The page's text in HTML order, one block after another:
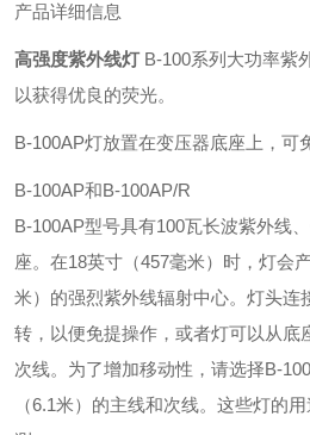
产品详细信息
高强度紫外线灯B-100系列大功率紫
以获得优良的荧光。
B-100AP灯放置在变压器底座上，可
B-100AP和B-100AP/R
B-100AP型号具有100瓦长波紫外线
座。在18英寸（457毫米）时，灯会
米）的强烈紫外线辐射中心。灯头连
转，以便免提操作，或者灯可以从底
次线。为了增加移动性，请选择B-
（6.1米）的主线和次线。这些灯的